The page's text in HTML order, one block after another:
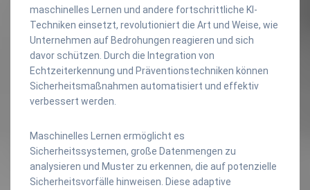
maschinelles Lernen und andere fortschrittliche KI-
Techniken einsetzt, revolutioniert die Art und Weise, wie
Unternehmen auf Bedrohungen reagieren und sich
davor schützen. Durch die Integration von
Echtzeiterkennung und Präventionstechniken können
Sicherheitsmaßnahmen automatisiert und effektiv
verbessert werden.
Maschinelles Lernen ermöglicht es
Sicherheitssystemen, große Datenmengen zu
analysieren und Muster zu erkennen, die auf potenzielle
Sicherheitsvorfälle hinweisen. Diese adaptive